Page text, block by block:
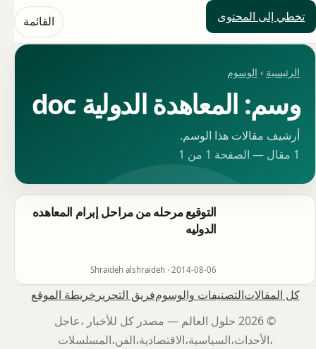
تخطي إلى المحتوى
حلول العالم القائمة
الرئيسية › الوسوم
وسم: المعاهدة الدولية doc
أرشيف مقالات هذا الوسم.
1 مقال — الصفحة 1 من 1
التوقيع مرحله من مراحل إبرام المعاهده
الدوليه
Shraideh alshraideh · 2014-08-06
كل المقالاتالتصنيفات والوسومفريق التحرير خريطة الموقع
© 2026 حلول العالم — مصدر كل للأخبار ،عاجل
،الأحداث،السياسية،الاقتصادية،الفن،المسلسلات